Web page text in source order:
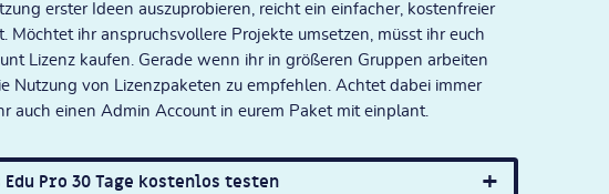
erster Ideen auszuprobieren, reicht ein einfacher, kostenfreier
Möchtet ihr anspruchsvollere Projekte umsetzen, müsst ihr euch
Lizenz kaufen. Gerade wenn ihr in größeren Gruppen arbeiten
Nutzung von Lizenzpaketen zu empfehlen. Achtet dabei immer
auch einen Admin Account in eurem Paket mit einplant.
Edu Pro 30 Tage kostenlos testen